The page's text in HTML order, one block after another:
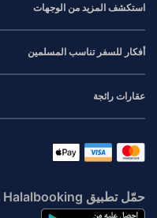
استكشف المزيد من الوجهات
أفكار للسفر تناسب المسلمين
عقارات رائجة
حمّل تطبيق Halalbooking